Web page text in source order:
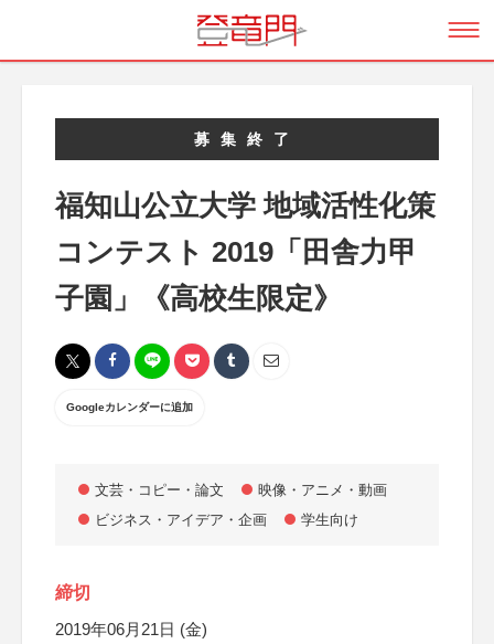
募集終了
福知山公立大学 地域活性化策
コンテスト 2019「田舎力甲
子園」《高校生限定》
Googleカレンダーに追加
文芸・コピー・論文
映像・アニメ・動画
ビジネス・アイデア・企画
学生向け
締切
2019年06月21日 (金)